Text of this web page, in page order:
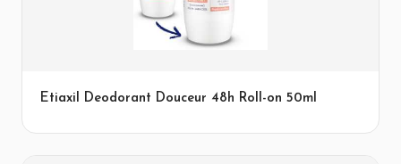
Etiaxil Deodorant Douceur 48h Roll-on 50ml